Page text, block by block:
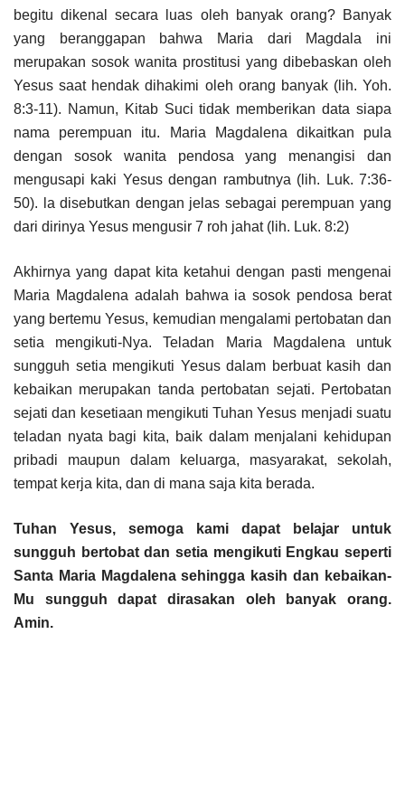
begitu dikenal secara luas oleh banyak orang? Banyak
yang beranggapan bahwa Maria dari Magdala ini
merupakan sosok wanita prostitusi yang dibebaskan oleh
Yesus saat hendak dihakimi oleh orang banyak (lih. Yoh.
8:3-11). Namun, Kitab Suci tidak memberikan data siapa
nama perempuan itu. Maria Magdalena dikaitkan pula
dengan sosok wanita pendosa yang menangisi dan
mengusapi kaki Yesus dengan rambutnya (lih. Luk. 7:36-
50). la disebutkan dengan jelas sebagai perempuan yang
dari dirinya Yesus mengusir 7 roh jahat (lih. Luk. 8:2)
Akhirnya yang dapat kita ketahui dengan pasti mengenai
Maria Magdalena adalah bahwa ia sosok pendosa berat
yang bertemu Yesus, kemudian mengalami pertobatan dan
setia mengikuti-Nya. Teladan Maria Magdalena untuk
sungguh setia mengikuti Yesus dalam berbuat kasih dan
kebaikan merupakan tanda pertobatan sejati. Pertobatan
sejati dan kesetiaan mengikuti Tuhan Yesus menjadi suatu
teladan nyata bagi kita, baik dalam menjalani kehidupan
pribadi maupun dalam keluarga, masyarakat, sekolah,
tempat kerja kita, dan di mana saja kita berada.
Tuhan Yesus, semoga kami dapat belajar untuk
sungguh bertobat dan setia mengikuti Engkau seperti
Santa Maria Magdalena sehingga kasih dan kebaikan-
Mu sungguh dapat dirasakan oleh banyak orang.
Amin.